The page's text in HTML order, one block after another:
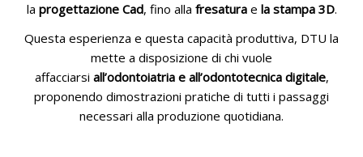
la progettazione Cad, fino alla fresaturae la stampa 3D.
Questa esperienza e questa capacità produttiva, DTU la
mette a disposizione di chi vuole
affacciarsi all’odontoiatria e all’odontotecnica digitale,
proponendo dimostrazioni pratiche di tutti i passaggi
necessari alla produzione quotidiana.